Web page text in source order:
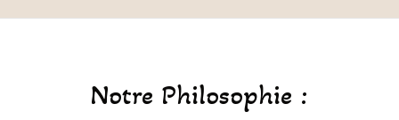
Notre Philosophie :